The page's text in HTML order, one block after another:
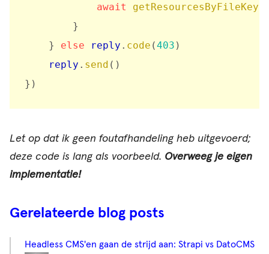
await
getResourcesByFileKey
}
}
else reply . code (403 )
    reply
. send ( )
} )
Let op dat ik geen foutafhandeling heb uitgevoerd;
deze code is lang als voorbeeld. Overweeg je eigen
implementatie!
Gerelateerde blog posts
Headless CMS'en gaan de strijd aan: Strapi vs DatoCMS